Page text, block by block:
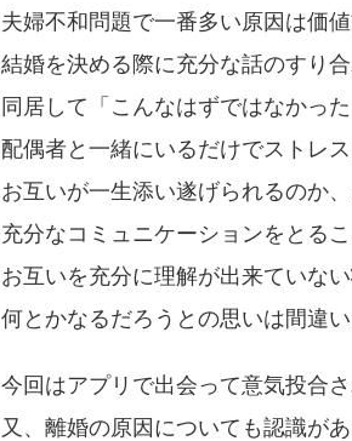
夫婦不和問題で一番多い原因は価
結婚を決める際に充分な話のすり
同居して「こんなはずではなかった
配偶者と一緒にいるだけでストレ
お互いが一生添い遂げられるのか
充分なコミュニケーションをとるこ
お互いを充分に理解が出来ていな
何とかなるだろうとの思いは間違
今回はアプリで出会って意気投合
又、離婚の原因についても認識が